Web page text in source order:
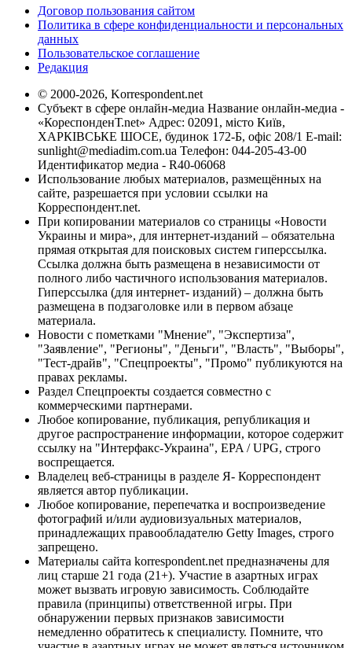
Договор пользования сайтом
Политика в сфере конфиденциальности и персональных
данных
Пользовательское соглашение
Редакция
© 2000-2026, Korrespondent.net
Субъект в сфере онлайн-медиа Название онлайн-медиа -
«КореспонденТ.net» Адрес: 02091, місто Київ,
ХАРКІВСЬКЕ ШОСЕ, будинок 172-Б, офіс 208/1 E-mail:
sunlight@mediadim.com.ua Телефон: 044-205-43-00
Идентификатор медиа - R40-06068
Использование любых материалов, размещённых на
сайте, разрешается при условии ссылки на
Корреспондент.net.
При копировании материалов со страницы «Новости
Украины и мира», для интернет-изданий – обязательна
прямая открытая для поисковых систем гиперссылка.
Ссылка должна быть размещена в независимости от
полного либо частичного использования материалов.
Гиперссылка (для интернет- изданий) – должна быть
размещена в подзаголовке или в первом абзаце
материала.
Новости с пометками "Мнение", "Экспертиза",
"Заявление", "Регионы", "Деньги", "Власть", "Выборы",
"Тест-драйв", "Спецпроекты", "Промо" публикуются на
правах рекламы.
Раздел Спецпроекты создается совместно с
коммерческими партнерами.
Любое копирование, публикация, републикация и
другое распространение информации, которое содержит
ссылку на "Интерфакс-Украина", EPA / UPG, строго
воспрещается.
Владелец веб-страницы в разделе Я- Корреспондент
является автор публикации.
Любое копирование, перепечатка и воспроизведение
фотографий и/или аудиовизуальных материалов,
принадлежащих правообладателю Getty Images, строго
запрещено.
Материалы сайта korrespondent.net предназначены для
лиц старше 21 года (21+). Участие в азартных играх
может вызвать игровую зависимость. Соблюдайте
правила (принципы) ответственной игры. При
обнаружении первых признаков зависимости
немедленно обратитесь к специалисту. Помните, что